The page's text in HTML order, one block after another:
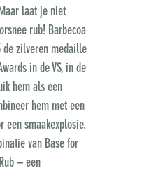
laat je niet
rub! Barbecoa
de zilveren medaille
in de VS, in de
hem als een
hem met een
een smaakexplosie.
van Base for
– een